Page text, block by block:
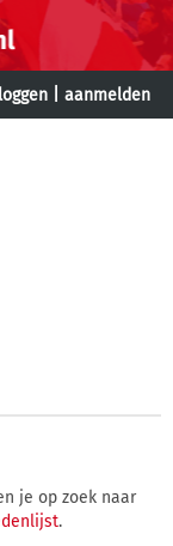
aanmelden
je op zoek naar
.